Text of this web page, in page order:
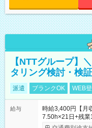
【NTTグループ】
タリング検討・検
派遣 ブランクOK WEB
給与
時給3,400円【月
7.50h×21日+残